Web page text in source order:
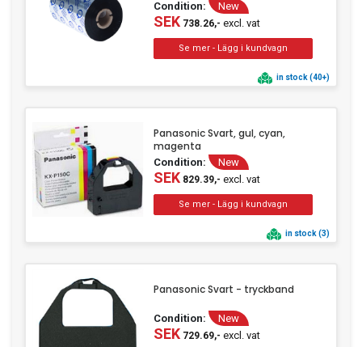
Condition: New
SEK738.26,- excl. vat
in stock (40+)
Panasonic Svart, gul, cyan,
magenta
Condition: New
SEK829.39,- excl. vat
in stock (3)
Panasonic Svart - tryckband
Condition: New
SEK729.69,- excl. vat